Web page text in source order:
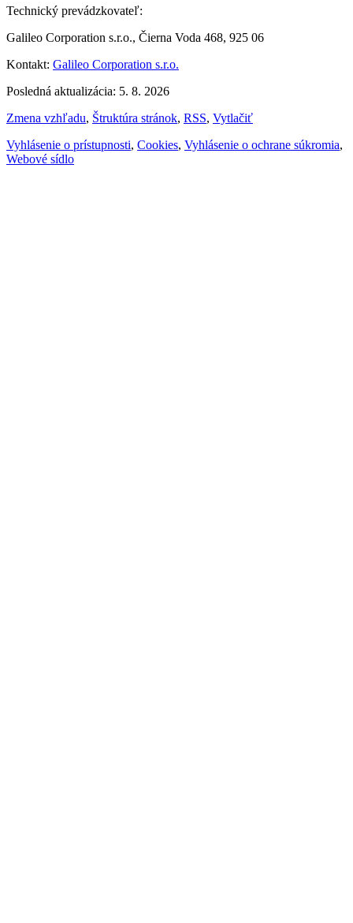
Technický prevádzkovateľ:
Galileo Corporation s.r.o., Čierna Voda 468, 925 06
Kontakt: Galileo Corporation s.r.o.
Posledná aktualizácia: 5. 8. 2026
Zmena vzhľadu, Štruktúra stránok, RSS, Vytlačiť
Vyhlásenie o prístupnosti, Cookies, Vyhlásenie o ochrane súkromia,
Webové sídlo